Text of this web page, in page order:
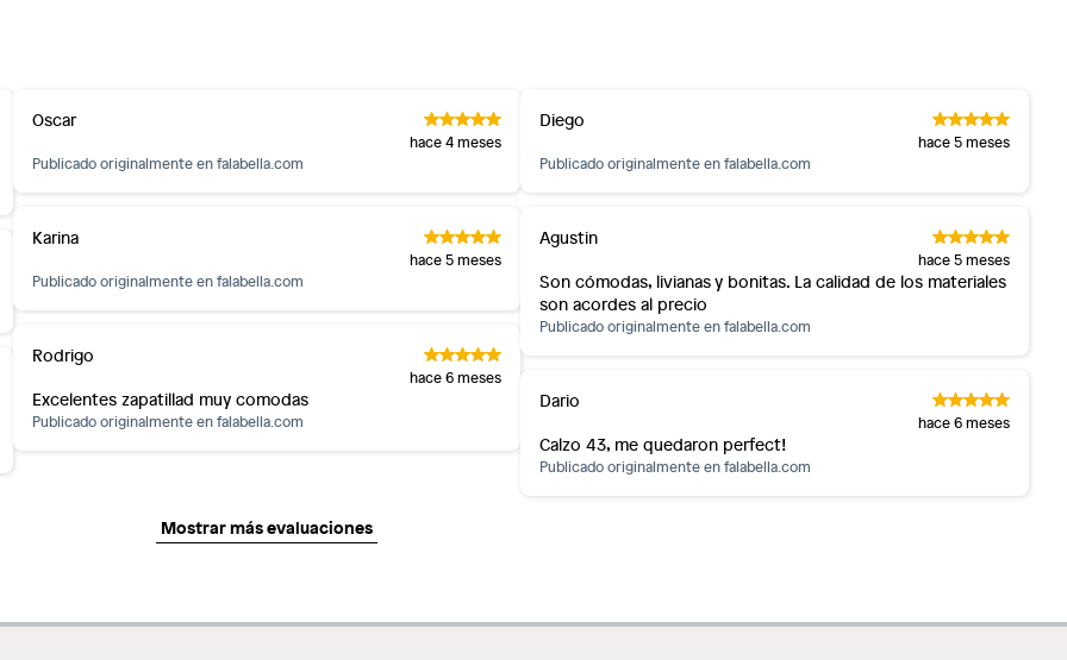
Oscar
hace 4 meses
Publicado originalmente enfalabella.com
Karina
hace 5 meses
Publicado originalmente enfalabella.com
Rodrigo
hace 6 meses
Excelentes zapatillad muy comodas
Publicado originalmente enfalabella.com
Diego
hace 5 meses
Publicado originalmente enfalabella.com
Agustin
hace 5 meses
Son cómodas, livianas y bonitas. La calidad de los materiales
son acordes al precio
Publicado originalmente enfalabella.com
Dario
hace 6 meses
Calzo 43, me quedaron perfect!
Publicado originalmente enfalabella.com
Mostrar más evaluaciones